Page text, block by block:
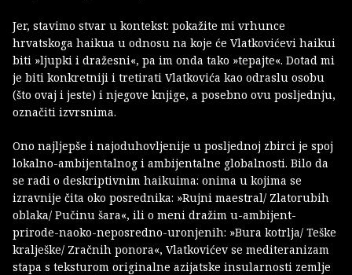
Jer, stavimo stvar u kontekst: pokažite mi vrhunce
hrvatskoga haikua u odnosu na koje će Vlatkovićevi haikui
biti »ljupki i dražesni«, pa im onda tako »tepajte«. Dotad mi
je biti konkretniji i tretirati Vlatkovića kao odraslu osobu
(što ovaj i jeste) i njegove knjige, a posebno ovu posljednju,
označiti izvrsnima.
Ono najljepše i najoduhovljenije u posljednoj zbirci je spoj
lokalno-ambijentalnog i ambijentalne globalnosti. Bilo da
se radi o deskriptivnim haikuima: onima u kojima se
izravnije čita oko posrednika: »Rujni maestral/ Zlatorubih
oblaka/ Pučinu šara«, ili o meni dražim u-ambijent-
prirode-naoko-neposredno-uronjenih: »Bura kotrlja/ Teške
kralješke/ Zračnih ponora«, Vlatkovićev se mediteranizam
stapa s teksturom originalne azijatske insularnosti zemlje